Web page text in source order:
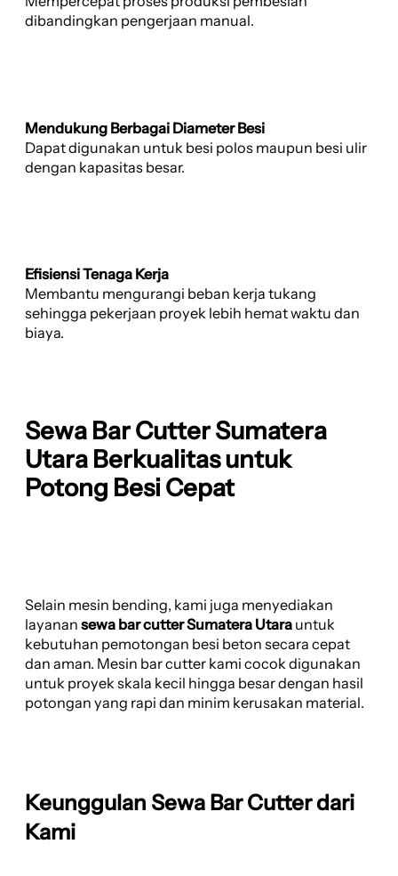
dibandingkan pengerjaan manual.
Mendukung Berbagai Diameter Besi
Dapat digunakan untuk besi polos maupun besi ulir
dengan kapasitas besar.
Efisiensi Tenaga Kerja
Membantu mengurangi beban kerja tukang
sehingga pekerjaan proyek lebih hemat waktu dan
biaya.
Sewa Bar Cutter Sumatera
Utara Berkualitas untuk
Potong Besi Cepat
Selain mesin bending, kami juga menyediakan
layanan sewa bar cutter Sumatera Utara untuk
kebutuhan pemotongan besi beton secara cepat
dan aman. Mesin bar cutter kami cocok digunakan
untuk proyek skala kecil hingga besar dengan hasil
potongan yang rapi dan minim kerusakan material.
Keunggulan Sewa Bar Cutter dari
Kami